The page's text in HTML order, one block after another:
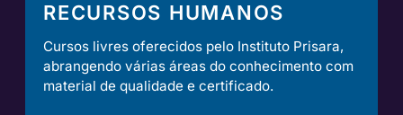
RECURSOS HUMANOS
Cursos livres oferecidos pelo Instituto Prisara,
abrangendo várias áreas do conhecimento com
material de qualidade e certificado.